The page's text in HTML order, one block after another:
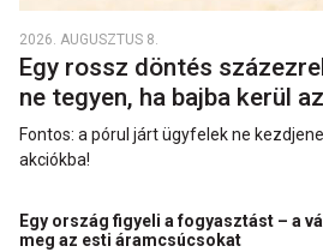
2026. AUGUSZTUS 8.
Egy rossz döntés
ne tegyen, ha bajba kerül
Fontos: a pórul járt ügyfelek ne
akciókba!
Egy ország figyeli a fogyasztást – a
meg az esti áramcsúcsokat